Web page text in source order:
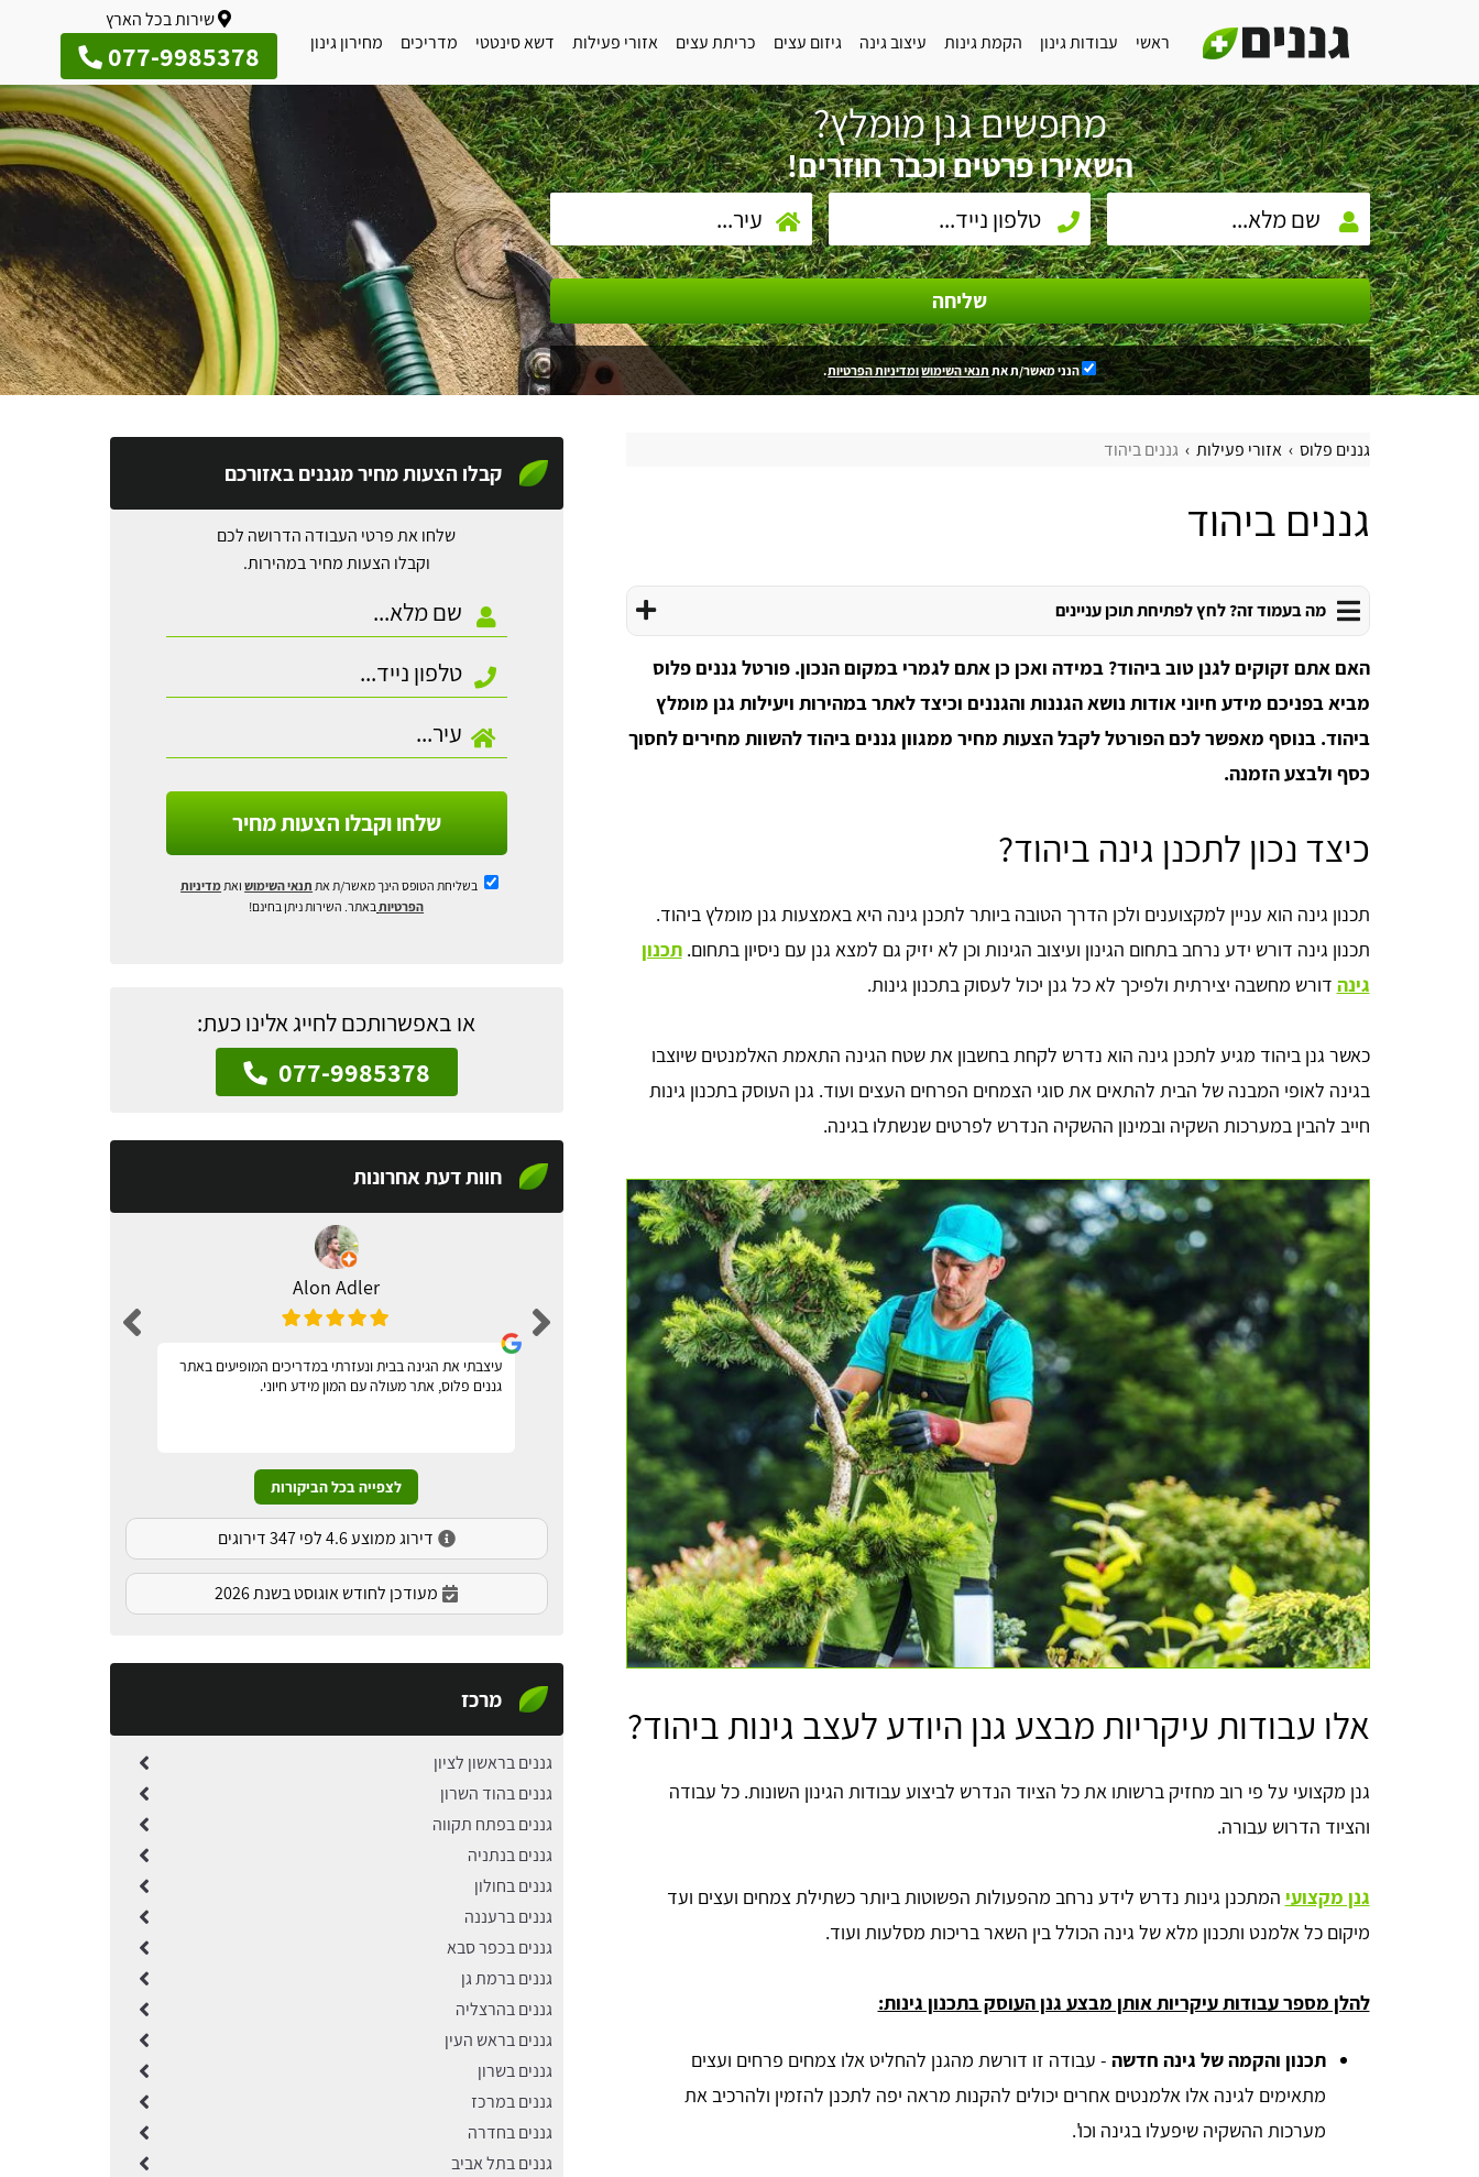
ראשי עבודות גינון הקמת גינות עיצוב גינה גיזום עצים כריתת עצים אזורי פעילות דשא סינטטי מדריכים מחירון גינון
שירות בכל הארץ
077-9985378
מחפשים גנן מומלץ?
השאירו פרטים וכבר חוזרים!
שליחה
הנני מאשר/ת את תנאי השימושומדיניות הפרטיות.
גננים פלוס אזורי פעילות גננים ביהוד
גננים ביהוד
מה בעמוד זה? לחץ לפתיחת תוכן עניינים
האם אתם זקוקים לגנן טוב ביהוד? במידה ואכן כן אתם לגמרי במקום הנכון. פורטל גננים פלוס
מביא בפניכם מידע חיוני אודות נושא הגננות והגננים וכיצד לאתר במהירות ויעילות גנן מומלץ
ביהוד. בנוסף מאפשר לכם הפורטל לקבל הצעות מחיר ממגוון גננים ביהוד להשוות מחירים לחסוך
כסף ולבצע הזמנה.
כיצד נכון לתכנן גינה ביהוד?
תכנון גינה הוא עניין למקצוענים ולכן הדרך הטובה ביותר לתכנן גינה היא באמצעות גנן מומלץ ביהוד.
תכנון גינה דורש ידע נרחב בתחום הגינון ועיצוב הגינות וכן לא יזיק גם למצא גנן עם ניסיון בתחום.תכנון
גינה דורש מחשבה יצירתית ולפיכך לא כל גנן יכול לעסוק בתכנון גינות.
כאשר גנן ביהוד מגיע לתכנן גינה הוא נדרש לקחת בחשבון את שטח הגינה התאמת האלמנטים שיוצבו
בגינה לאופי המבנה של הבית להתאים את סוגי הצמחים הפרחים העצים ועוד. גנן העוסק בתכנון גינות
חייב להבין במערכות השקיה ובמינון ההשקיה הנדרש לפרטים שנשתלו בגינה.
אלו עבודות עיקריות מבצע גנן היודע לעצב גינות ביהוד?
גנן מקצועי על פי רוב מחזיק ברשותו את כל הציוד הנדרש לביצוע עבודות הגינון השונות. כל עבודה
והציוד הדרוש עבורה.
גנן מקצועי המתכנן גינות נדרש לידע נרחב מהפעולות הפשוטות ביותר כשתילת צמחים ועצים ועד
מיקום כל אלמנט ותכנון מלא של גינה הכולל בין השאר בריכות מסלעות ועוד.
להלן מספר עבודות עיקריות אותן מבצע גנן העוסק בתכנון גינות:
תכנון והקמה של גינה חדשה - עבודה זו דורשת מהגנן להחליט אלו צמחים פרחים ועצים
מתאימים לגינה אלו אלמנטים אחרים יכולים להקנות מראה יפה לתכנן להזמין ולהרכיב את
מערכות ההשקיה שיפעלו בגינה וכו'.
קבלו הצעות מחיר מגננים באזורכם
שלחו את פרטי העבודה הדרושה לכם
וקבלו הצעות מחיר במהירות.
שלחו וקבלו הצעות מחיר
בשליחת הטופס הינך מאשר/ת את תנאי השימושואת מדיניות
הפרטיות באתר. השירות ניתן בחינם!
או באפשרותכם לחייג אלינו כעת:
077-9985378
חוות דעת אחרונות
Alon Adler
עיצבתי את הגינה בבית ונעזרתי במדריכים המופיעים באתר
גננים פלוס, אתר מעולה עם המון מידע חיוני.
tom raz
מצאתי דרך האתר גנן להקמה של גינה חדשה, שירות
מעולה ומקצועי, תודה!
anna lipaz
ממש כמו שכתוב. מקבלים כמה הצעות ומשווים מחירים!
עשיתי זאת והצלחתי גם לחסוך בעלות וגם לקבל שירות מעל
למצופה, תודה רבה לכם!
לצפייה בכל הביקורות
דירוג ממוצע 4.6 לפי 347 דירוגים
מעודכן לחודש אוגוסט בשנת 2026
מרכז
גננים בראשון לציון
גננים בהוד השרון
גננים בפתח תקווה
גננים בנתניה
גננים בחולון
גננים ברעננה
גננים בכפר סבא
גננים ברמת גן
גננים בהרצליה
גננים בראש העין
גננים בשרון
גננים במרכז
גננים בחדרה
גננים בתל אביב